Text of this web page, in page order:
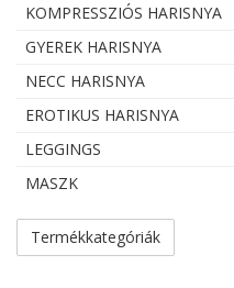
KOMPRESSZIÓS HARISNYA
GYEREK HARISNYA
NECC HARISNYA
EROTIKUS HARISNYA
LEGGINGS
MASZK
Termékkategóriák